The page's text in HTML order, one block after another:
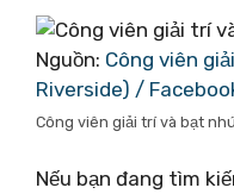
Nguồn: Công viên
Riverside) /
Công viên giải trí và bạt
Nếu bạn đang tìm